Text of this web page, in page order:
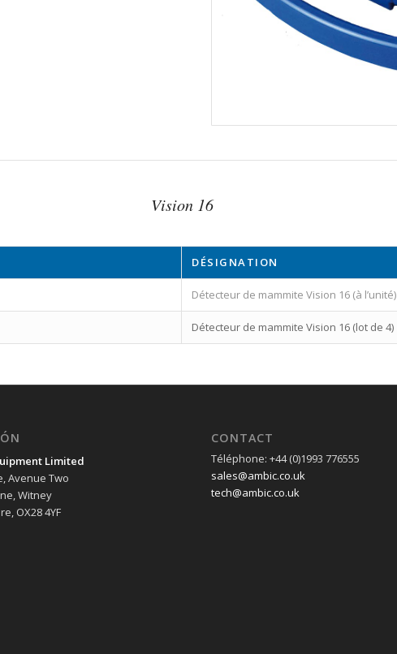
Vision 16
DÉSIGNATION
Détecteur de mammite Vision 16 (à l’unité)
Détecteur de mammite Vision 16 (lot de 4)
Limited
Avenue Two
Witney
OX28 4YF
CONTACT
Téléphone: +44 (0)1993 776555
sales@ambic.co.uk
tech@ambic.co.uk